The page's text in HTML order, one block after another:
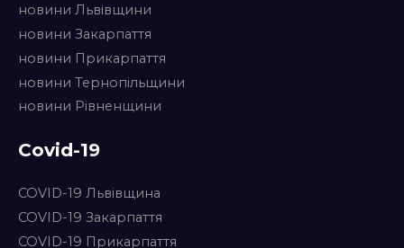
новини Львівщини
новини Закарпаття
новини Прикарпаття
новини Тернопільщини
новини Рівненщини
Covid-19
COVID-19 Львівщина
COVID-19 Закарпаття
COVID-19 Прикарпаття